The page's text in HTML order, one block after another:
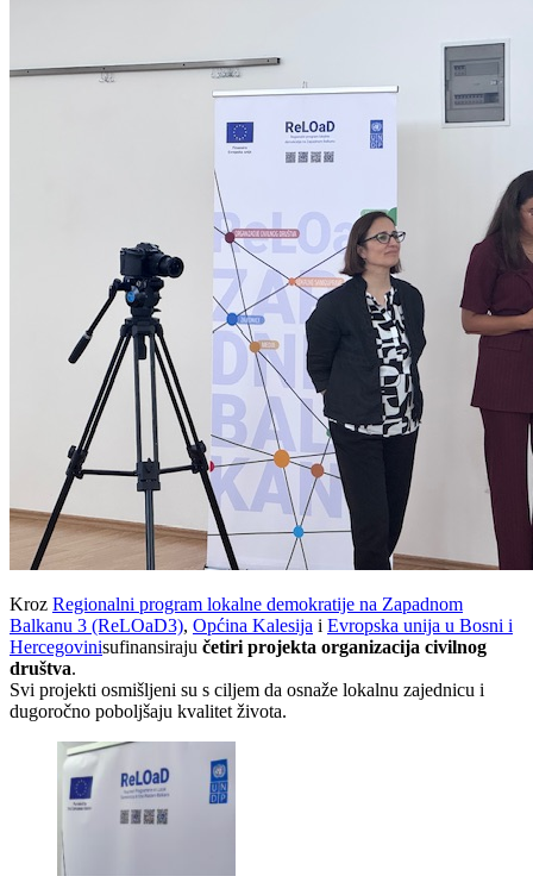
Kroz Regionalni program lokalne demokratije na Zapadnom
Balkanu 3 (ReLOaD3), Općina Kalesija i Evropska unija u Bosni i
Hercegovinisufinansiraju četiri projekta organizacija civilnog
društva.
Svi projekti osmišljeni su s ciljem da osnaže lokalnu zajednicu i
dugoročno poboljšaju kvalitet života.